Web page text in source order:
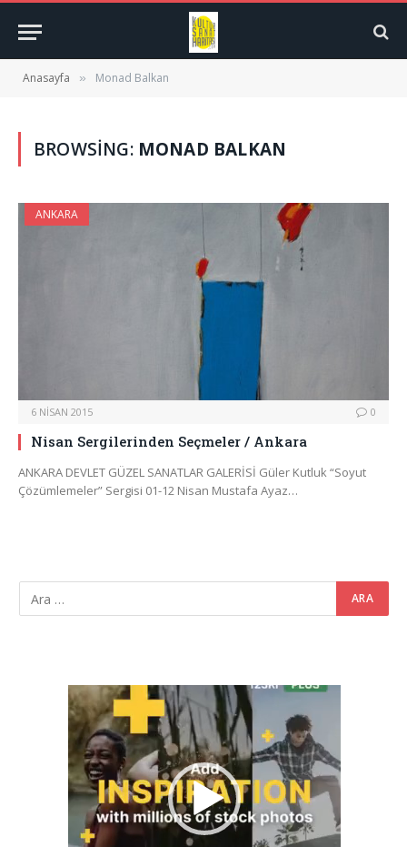
Anasayfa » Monad Balkan
BROWSING: MONAD BALKAN
ANKARA
6 NISAN 2015 0
Nisan Sergilerinden Seçmeler / Ankara
ANKARA DEVLET GÜZEL SANATLAR GALERİSİ Güler Kutluk “Soyut
Çözümlemeler” Sergisi 01-12 Nisan Mustafa Ayaz…
Video
oynatıcı